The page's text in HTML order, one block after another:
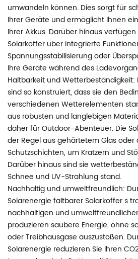
umwandeln können. Dies sorgt für
Ihrer Geräte und ermöglicht Ihnen
Ihrer Akkus. Darüber hinaus
Solarkoffer über integrierte
Spannungsstabilisierung oder
Ihre Geräte während des
Haltbarkeit und Wetterbeständigkeit:
sind so konstruiert, dass sie den
verschiedenen Wetterelementen
aus robusten und langlebigen
daher für Outdoor-Abenteuer. Die
der Regel aus gehärtetem Glas oder
Schutzschichten, um Kratzern und
Darüber hinaus sind sie
Schnee und UV-Strahlung stand.
Nachhaltig und umweltfreundlich:
Solarenergie faltbarer Solarkoffers
nachhaltigen und
produzieren saubere Energie, ohne
oder Treibhausgase auszustoßen.
Solarenergie reduzieren Sie Ihren